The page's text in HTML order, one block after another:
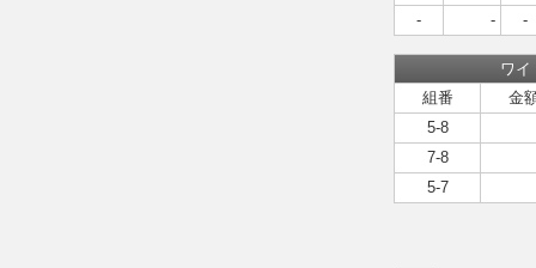
-
- -
ワイ
組番
金
5-8
7-8
5-7